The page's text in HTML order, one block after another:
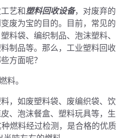
艺和塑料回收设备，对废弃的
废为宝的目的。目前，常见的
料袋、编织制品、泡沫塑料、
制品等。那么，工业塑料回收
方面呢？
料。
，如废塑料袋、废编织袋、饮
、泡沫餐盒、塑料玩具等，生
燃料经过检测，是合格的优质